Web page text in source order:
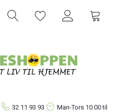
32 11 93 93 Man-Tors 10.00 til